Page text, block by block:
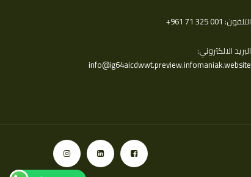
التلفون: ‎+961 71 325 001
البريد الالكتروني:
info@ig64aicdwwt.preview.infomaniak.website